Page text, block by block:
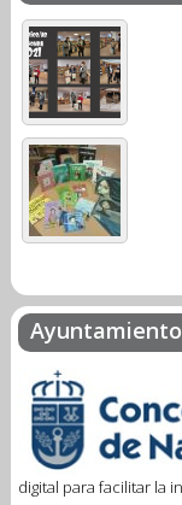
digital para facilitar la